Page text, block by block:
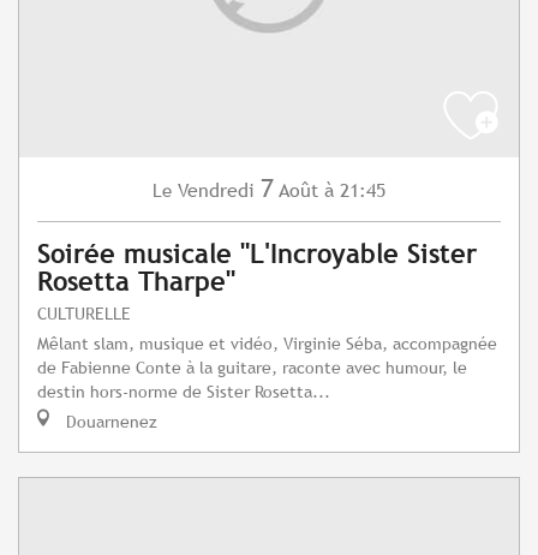
Le Vendredi 7 Août à 21:45
Soirée musicale "L'Incroyable Sister
Rosetta Tharpe"
CULTURELLE
Mêlant slam, musique et vidéo, Virginie Séba, accompagnée
de Fabienne Conte à la guitare, raconte avec humour, le
destin hors-norme de Sister Rosetta...
Douarnenez